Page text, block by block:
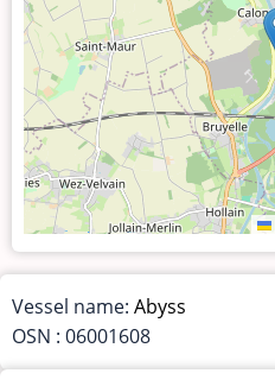
Vessel name: Abyss
OSN : 06001608